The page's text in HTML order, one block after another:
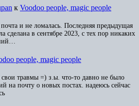
к Voodoo people, magic people
и не ломалась. Последняя предыдущая
сделана в сентябре 2023, с тех пор никаких
people, magic people
травмы =) з.ы. что-то давно не было
на почту о новых постах. надеюсь сейчас